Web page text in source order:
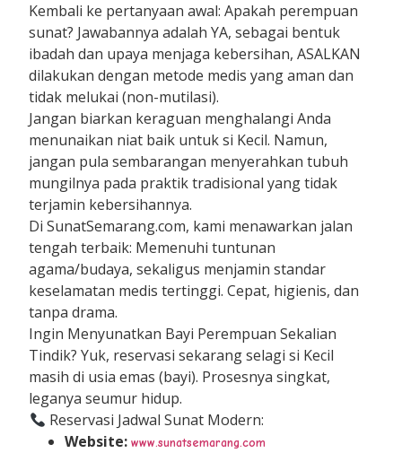
Kembali ke pertanyaan awal: Apakah perempuan
sunat? Jawabannya adalah YA, sebagai bentuk
ibadah dan upaya menjaga kebersihan, ASALKAN
dilakukan dengan metode medis yang aman dan
tidak melukai (non-mutilasi).
Jangan biarkan keraguan menghalangi Anda
menunaikan niat baik untuk si Kecil. Namun,
jangan pula sembarangan menyerahkan tubuh
mungilnya pada praktik tradisional yang tidak
terjamin kebersihannya.
Di SunatSemarang.com, kami menawarkan jalan
tengah terbaik: Memenuhi tuntunan
agama/budaya, sekaligus menjamin standar
keselamatan medis tertinggi. Cepat, higienis, dan
tanpa drama.
Ingin Menyunatkan Bayi Perempuan Sekalian
Tindik? Yuk, reservasi sekarang selagi si Kecil
masih di usia emas (bayi). Prosesnya singkat,
leganya seumur hidup.
Reservasi Jadwal Sunat Modern:
Website:www.sunatsemarang.com